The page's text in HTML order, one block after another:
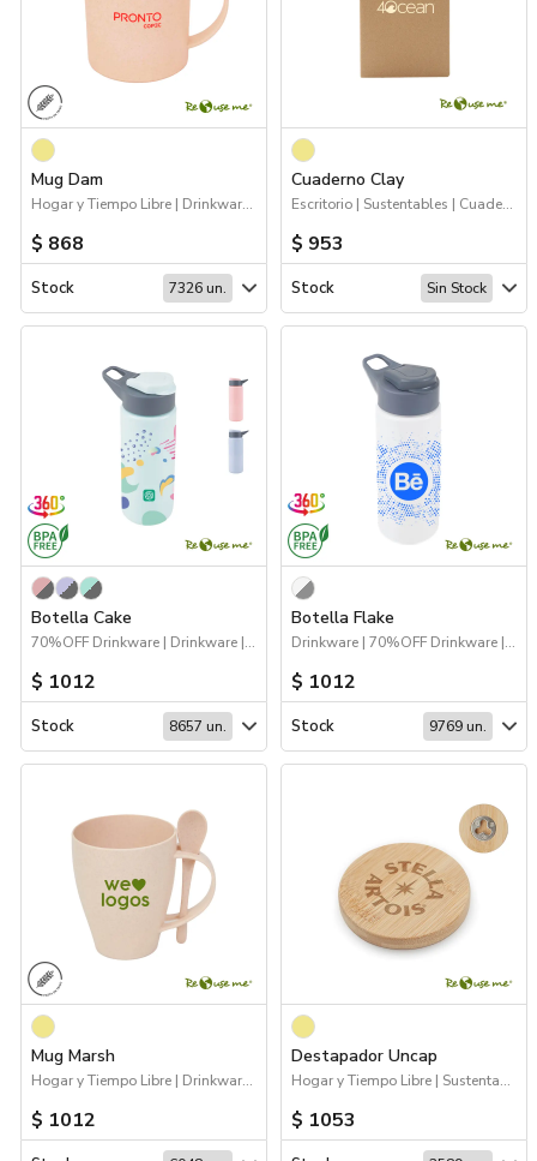
Mug Dam
Hogar y Tiempo Libre | Drinkware | Sustentables
$ 868
Stock 7326 un.
Cuaderno Clay
Escritorio | Sustentables | Cuadernos
$ 953
Stock Sin Stock
Botella Cake
70%OFF Drinkware | Drinkware | Sustentables | Deporte
$ 1012
Stock 8657 un.
Botella Flake
Drinkware | 70%OFF Drinkware | Deporte | Sustentables
$ 1012
Stock 9769 un.
Mug Marsh
Hogar y Tiempo Libre | Drinkware | Sustentables
$ 1012
Destapador Uncap
Hogar y Tiempo Libre | Sustentables
$ 1053